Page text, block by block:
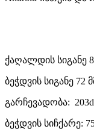
ქაღალდის სიგანე
ბეჭდვის სიგანე 72
გარჩევადობა:
ბეჭდვის სიჩქარე: